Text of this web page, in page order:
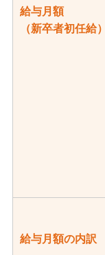
給与月額
（新卒者初任給）
給与月額の内訳